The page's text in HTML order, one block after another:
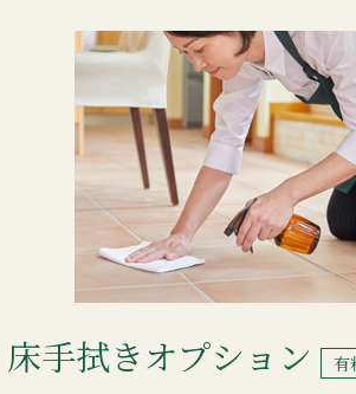
床手拭きオプション 有